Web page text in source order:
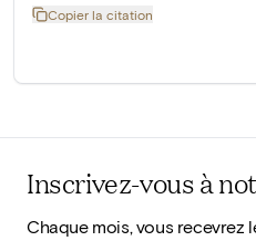
Copier la citation
Inscrivez-vous à
Chaque mois, vous recevrez